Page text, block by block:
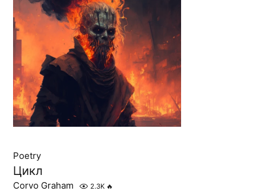
Poetry
Цикл
Corvo Graham 2.3K 🔥